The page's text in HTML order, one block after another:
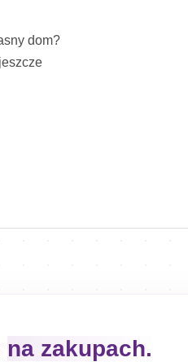
dom?
na zakupach.